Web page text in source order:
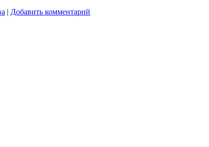
| Добавить комментарий